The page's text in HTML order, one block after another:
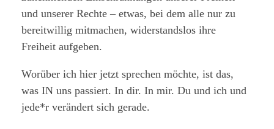
und unserer Rechte – etwas, bei dem alle nur zu
bereitwillig mitmachen, widerstandslos ihre
Freiheit aufgeben.
Worüber ich hier jetzt sprechen möchte, ist das,
was IN uns passiert. In dir. In mir. Du und ich und
jede*r verändert sich gerade.